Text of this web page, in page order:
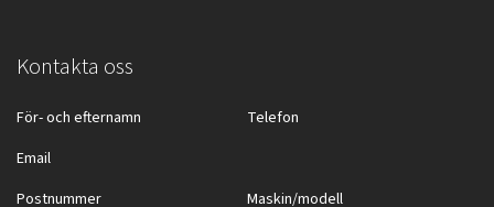
Kontakta oss